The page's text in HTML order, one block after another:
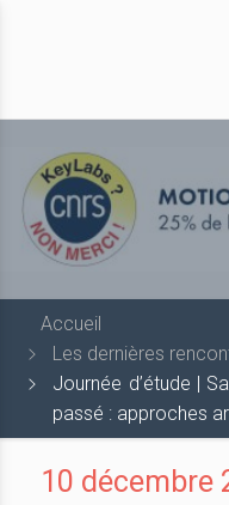
Accueil
Les dernières
Journée d’étude |
passé : approches
10 décembre